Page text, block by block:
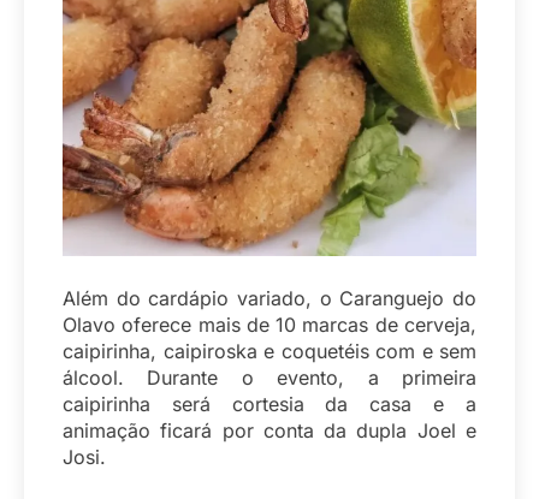
Além do cardápio variado, o Caranguejo do
Olavo oferece mais de 10 marcas de cerveja,
caipirinha, caipiroska e coquetéis com e sem
álcool. Durante o evento, a primeira
caipirinha será cortesia da casa e a
animação ficará por conta da dupla Joel e
Josi.